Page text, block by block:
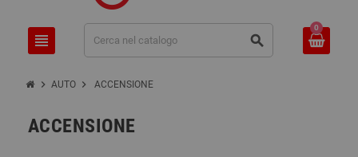
view_headline search
0
chevron_right AUTO chevron_right ACCENSIONE
ACCENSIONE